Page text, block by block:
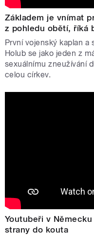
Základem je vnímat
z pohledu obětí, říká
První vojenský kaplan a
Holub se jako jeden z
sexuálnímu zneužívání
celou církev.
Youtubeři v
strany do kouta